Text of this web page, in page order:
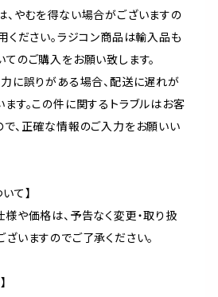
やむを得ない場合がございますの
ください。ラジコン商品は輸入品も
のご購入をお願い致します。
に誤りがある場合、配送に遅れが
す。この件に関するトラブルはお客
、正確な情報のご入力をお願いい
て】
や価格は、予告なく変更・取り扱
いますのでご了承ください。